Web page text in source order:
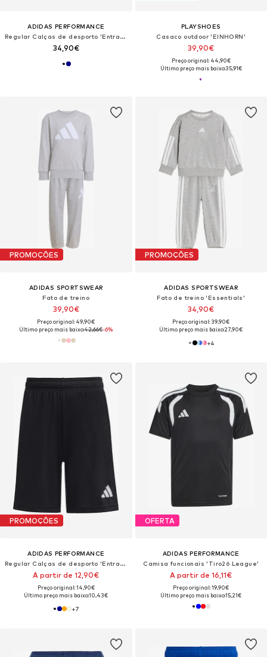
ADIDAS PERFORMANCE
Regular Calças de desporto 'Entrada26 Presentation'
34,90€
PLAYSHOES
Casaco outdoor 'EINHORN'
39,90€
Preço original: 44,90€
Último preço mais baixo:35,91€
PROMOÇÕES
ADIDAS SPORTSWEAR
Fato de treino
39,90€
Preço original: 49,90€
Último preço mais baixo:42,66€-6%
PROMOÇÕES
ADIDAS SPORTSWEAR
Fato de treino 'Essentials'
34,90€
Preço original: 39,90€
Último preço mais baixo:27,90€
+4
PROMOÇÕES
ADIDAS PERFORMANCE
Regular Calças de desporto 'Entrada26'
A partir de 12,90€
Preço original: 14,90€
Último preço mais baixo:10,43€
+7
OFERTA
ADIDAS PERFORMANCE
Camisa funcionais 'Tiro26 League'
A partir de 16,11€
Preço original: 19,90€
Último preço mais baixo:15,21€